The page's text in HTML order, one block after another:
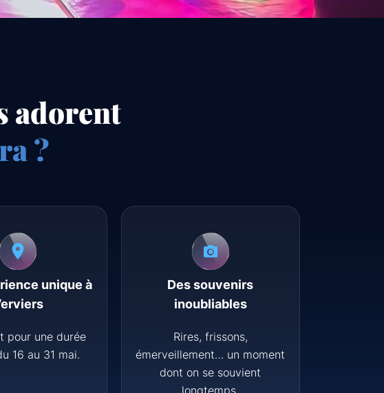
adorent
?
unique à
pour une durée
16 au 31 mai.
Des souvenirs
inoubliables
Rires, frissons,
émerveillement… un moment
dont on se souvient